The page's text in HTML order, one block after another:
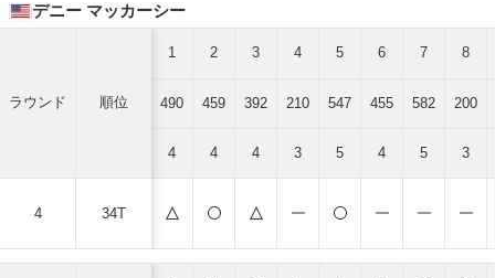
デニー マッカーシー
ラウンド 順位
4 34T
1 2 3 4 5 6 7 8
490 459 392 210 547 455 582 200
4 4 4 3 5 4 5 3